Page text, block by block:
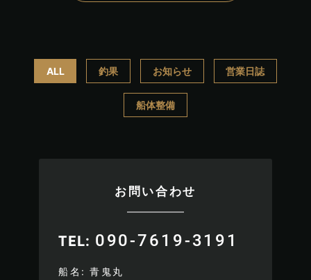
ALL 釣果 お知らせ 営業日誌
船体整備
お問い合わせ
TEL 090-7619-3191
船名
青鬼丸